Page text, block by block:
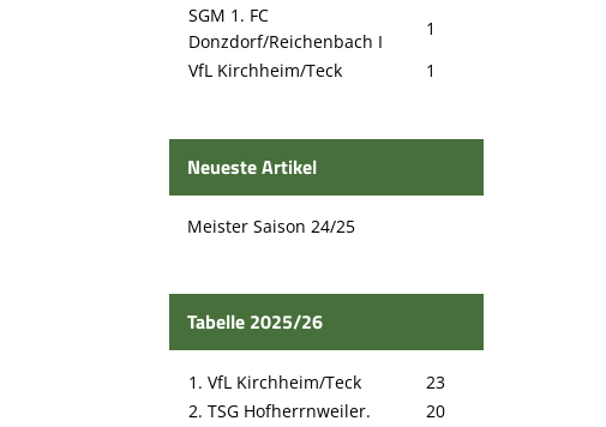
SGM 1. FC
Donzdorf/Reichenbach I
1
VfL Kirchheim/Teck
1
Neueste Artikel
Meister Saison 24/25
Tabelle 2025/26
1. VfL Kirchheim/Teck
23
2. TSG Hofherrnweiler.
20